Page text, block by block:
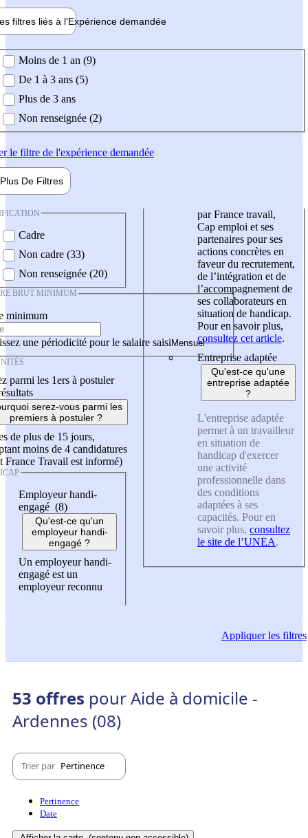
filtres liés à l'Expérience demandée
demandée
Moins de 1 an (9)
De 1 à 3 ans (5)
Plus de 3 ans
Non renseignée (2)
le filtre de l'expérience demandée
Plus De Filtres
Cadre
Non cadre (33)
Non renseignée (20)
BRUT MINIMUM
minimum
une périodicité pour le salaire saisi
parmi les 1ers à postuler
serez-vous parmi les
premiers à postuler ?
de plus de 15 jours,
moins de 4 candidatures
France Travail est informé)
Employeur handi-
engagé (8)
Qu'est-ce qu'un
employeur handi-
engagé ?
Un employeur handi-
engagé est un
employeur reconnu
par France travail,
Cap emploi et ses
partenaires pour ses
actions concrètes en
faveur du recrutement,
de l’intégration et de
l’accompagnement de
ses collaborateurs en
situation de handicap.
Pour en savoir plus,
consultez cet article.
Entreprise adaptée
Qu'est-ce qu'une
entreprise adaptée
?
L'entreprise adaptée
permet à un travailleur
en situation de
handicap d'exercer
une activité
professionnelle dans
des conditions
adaptées à ses
capacités. Pour en
savoir plus, consultez
le site de l’UNEA.
Appliquerles filtres
53 offres pour Aide à domicile -
Ardennes (08)
Trier par Pertinence
Pertinence
Date